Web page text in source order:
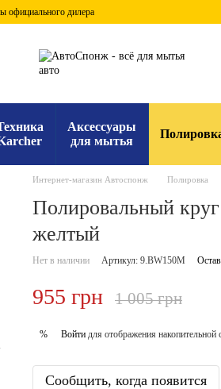
официального дилера
Аксессуары
для мытья
Интернет-магазин Автоспонж Полировка
Полировальный
желтый
Нет в наличии Артикул: 9.BW150M
955 грн 1 005 грн
% Войтидля отображения накопительной
Сообщить, когда появится